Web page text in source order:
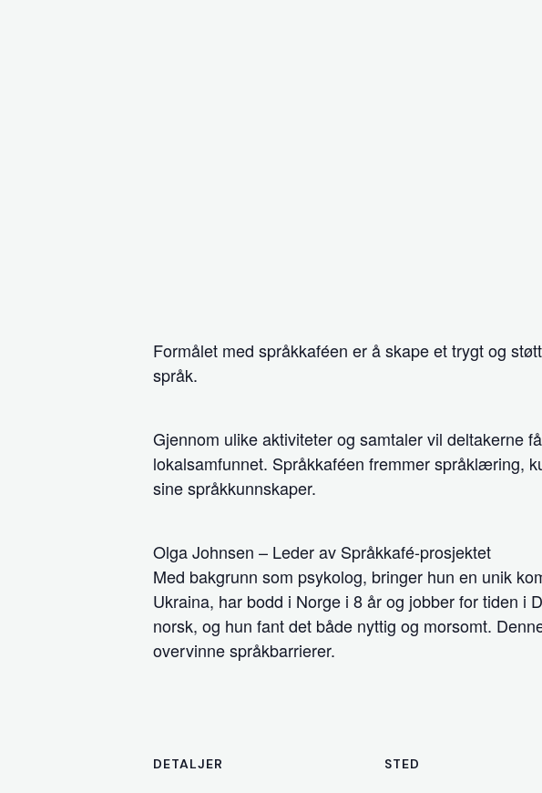
Formålet med språkkaféen er å skape et trygt og
språk.
Gjennom ulike aktiviteter og samtaler vil deltakerne
lokalsamfunnet. Språkkaféen fremmer språklæring,
sine språkkunnskaper.
Olga Johnsen – Leder av Språkkafé-prosjektet
Med bakgrunn som psykolog, bringer hun en unik
Ukraina, har bodd i Norge i 8 år og jobber for tiden
norsk, og hun fant det både nyttig og morsomt.
overvinne språkbarrierer.
DETALJER STED